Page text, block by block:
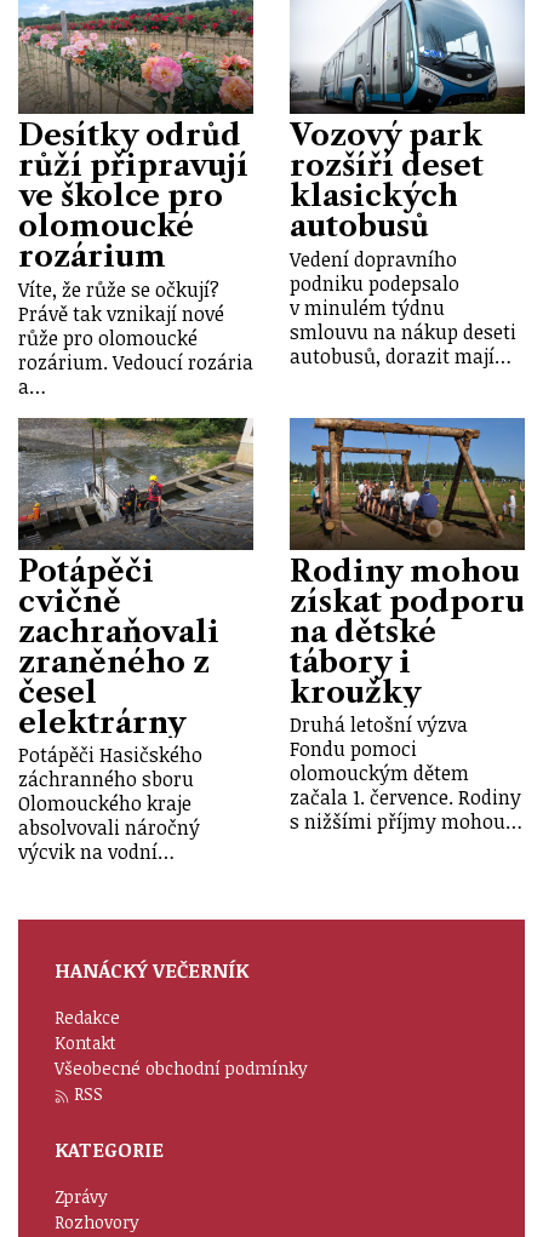
Desítky odrůd
růží připravují
ve školce pro
olomoucké
rozárium
Víte, že růže se očkují?
Právě tak vznikají nové
růže pro olomoucké
rozárium. Vedoucí rozária
a…
Vozový park
rozšíří deset
klasických
autobusů
Vedení dopravního
podniku podepsalo
v minulém týdnu
smlouvu na nákup deseti
autobusů, dorazit mají…
Potápěči
cvičně
zachraňovali
zraněného z
česel
elektrárny
Potápěči Hasičského
záchranného sboru
Olomouckého kraje
absolvovali náročný
výcvik na vodní…
Rodiny mohou
získat podporu
na dětské
tábory i
kroužky
Druhá letošní výzva
Fondu pomoci
olomouckým dětem
začala 1. července. Rodiny
s nižšími příjmy mohou…
HANÁCKÝ VEČERNÍK
Redakce
Kontakt
Všeobecné obchodní podmínky
RSS
KATEGORIE
Zprávy
Rozhovory